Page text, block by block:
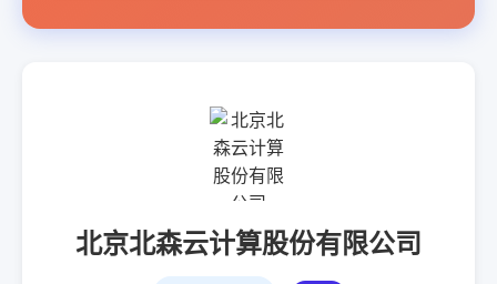
北京北森云计算股份有限公司